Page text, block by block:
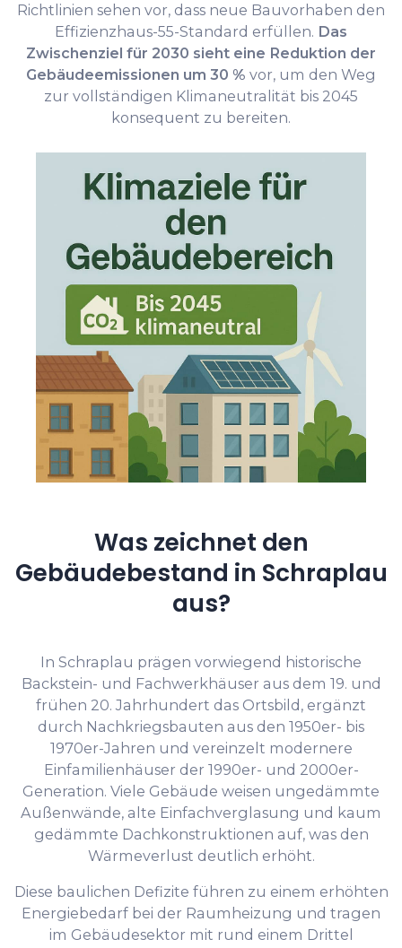
Richtlinien sehen vor, dass neue Bauvorhaben den
Effizienzhaus-55-Standard erfüllen. Das
Zwischenziel für 2030 sieht eine Reduktion der
Gebäudeemissionen um 30 % vor, um den Weg
zur vollständigen Klimaneutralität bis 2045
konsequent zu bereiten.
Was zeichnet den
Gebäudebestand in Schraplau
aus?
In Schraplau prägen vorwiegend historische
Backstein- und Fachwerkhäuser aus dem 19. und
frühen 20. Jahrhundert das Ortsbild, ergänzt
durch Nachkriegsbauten aus den 1950er- bis
1970er-Jahren und vereinzelt modernere
Einfamilienhäuser der 1990er- und 2000er-
Generation. Viele Gebäude weisen ungedämmte
Außenwände, alte Einfachverglasung und kaum
gedämmte Dachkonstruktionen auf, was den
Wärmeverlust deutlich erhöht.
Diese baulichen Defizite führen zu einem erhöhten
Energiebedarf bei der Raumheizung und tragen
im Gebäudesektor mit rund einem Drittel